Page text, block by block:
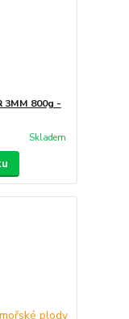
3MM 800g -
Skladem